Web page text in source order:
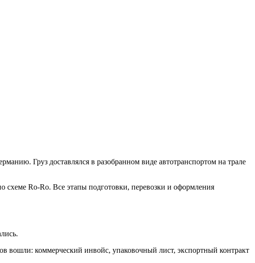
Груз доставлялся в разобранном виде автотранспортом на трале
схеме Ro-Ro. Все этапы подготовки, перевозки и оформления
вошли: коммерческий инвойс, упаковочный лист, экспортный контракт